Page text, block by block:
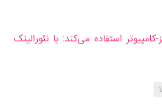
استفاده می‌کند: با نئورالینک